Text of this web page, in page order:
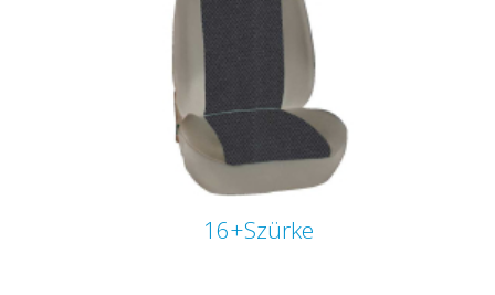
16+Szürke